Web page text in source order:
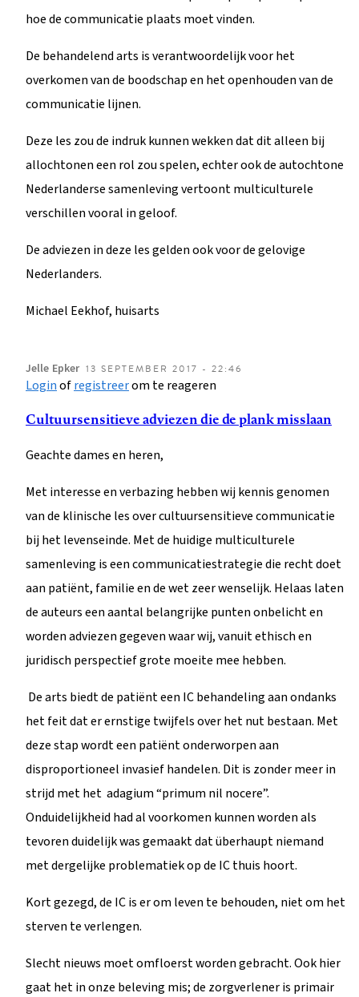
hoe de communicatie plaats moet vinden.
De behandelend arts is verantwoordelijk voor het
overkomen van de boodschap en het openhouden van de
communicatie lijnen.
Deze les zou de indruk kunnen wekken dat dit alleen bij
allochtonen een rol zou spelen, echter ook de autochtone
Nederlanderse samenleving vertoont multiculturele
verschillen vooral in geloof.
De adviezen in deze les gelden ook voor de gelovige
Nederlanders.
Michael Eekhof, huisarts
Jelle Epker 13 SEPTEMBER 2017 - 22:46
Loginofregistreerom te reageren
Cultuursensitieve adviezen die de plank misslaan
Geachte dames en heren,
Met interesse en verbazing hebben wij kennis genomen
van de klinische les over cultuursensitieve communicatie
bij het levenseinde. Met de huidige multiculturele
samenleving is een communicatiestrategie die recht doet
aan patiënt, familie en de wet zeer wenselijk. Helaas laten
de auteurs een aantal belangrijke punten onbelicht en
worden adviezen gegeven waar wij, vanuit ethisch en
juridisch perspectief grote moeite mee hebben.
De arts biedt de patiënt een IC behandeling aan ondanks
het feit dat er ernstige twijfels over het nut bestaan. Met
deze stap wordt een patiënt onderworpen aan
disproportioneel invasief handelen. Dit is zonder meer in
strijd met het adagium “primum nil nocere”.
Onduidelijkheid had al voorkomen kunnen worden als
tevoren duidelijk was gemaakt dat überhaupt niemand
met dergelijke problematiek op de IC thuis hoort.
Kort gezegd, de IC is er om leven te behouden, niet om het
sterven te verlengen.
Slecht nieuws moet omfloerst worden gebracht. Ook hier
gaat het in onze beleving mis; de zorgverlener is primair